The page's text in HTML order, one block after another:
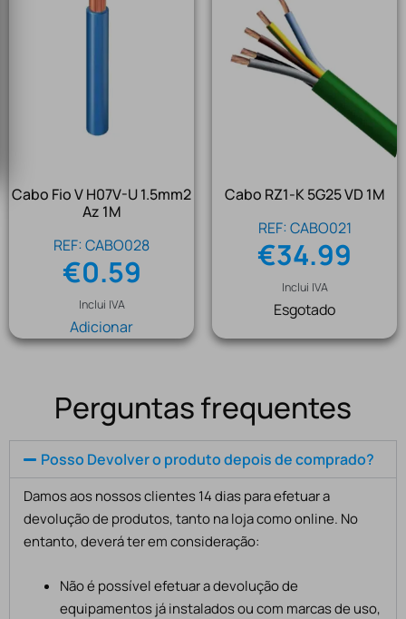
Cabo Fio V H07V-U 1.5mm2
Az 1M
REF: CABO028
€0.59
Inclui IVA
Adicionar
Cabo RZ1-K 5G25 VD 1M
REF: CABO021
€34.99
Inclui IVA
Esgotado
Perguntas frequentes
Posso Devolver o produto depois de comprado?
Damos aos nossos clientes 14 dias para efetuar a
devolução de produtos, tanto na loja como online. No
entanto, deverá ter em consideração:
Não é possível efetuar a devolução de
equipamentos já instalados ou com marcas de uso,